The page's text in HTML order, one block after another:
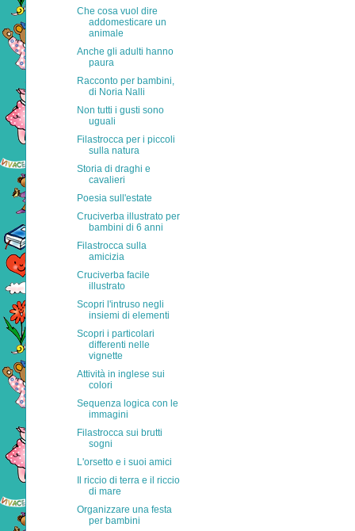
Che cosa vuol dire
addomesticare un
animale
Anche gli adulti hanno
paura
Racconto per bambini,
di Noria Nalli
Non tutti i gusti sono
uguali
Filastrocca per i piccoli
sulla natura
Storia di draghi e
cavalieri
Poesia sull'estate
Cruciverba illustrato per
bambini di 6 anni
Filastrocca sulla
amicizia
Cruciverba facile
illustrato
Scopri l'intruso negli
insiemi di elementi
Scopri i particolari
differenti nelle
vignette
Attività in inglese sui
colori
Sequenza logica con le
immagini
Filastrocca sui brutti
sogni
L'orsetto e i suoi amici
Il riccio di terra e il riccio
di mare
Organizzare una festa
per bambini